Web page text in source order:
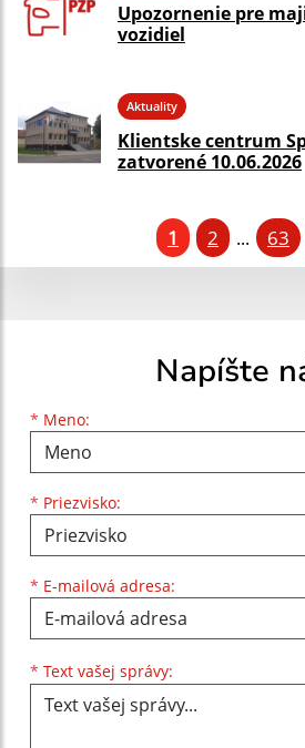
Upozornenie pre
vozidiel
Aktuality
Klientske centrum
zatvorené 10.06.2026
1 2 ... 63
Napíšte
* Meno:
Meno
* Priezvisko:
Priezvisko
* E-mailová adresa:
E-mailová adresa
* Text vašej správy: